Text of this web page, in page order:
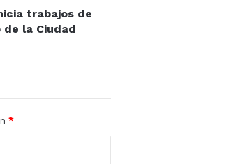
trabajos de
la Ciudad
*